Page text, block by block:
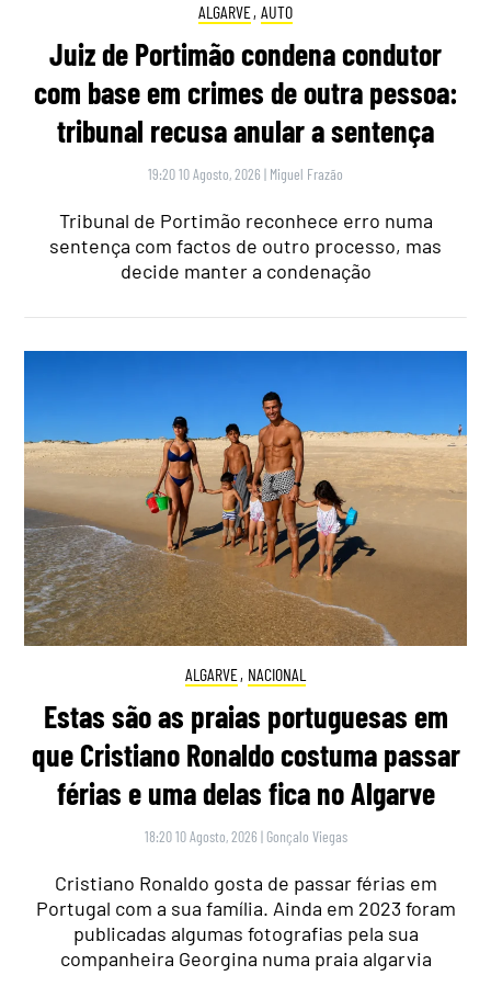
ALGARVE, AUTO
Juiz de Portimão condena condutor
com base em crimes de outra pessoa:
tribunal recusa anular a sentença
19:20 10 Agosto, 2026 | Miguel Frazão
Tribunal de Portimão reconhece erro numa
sentença com factos de outro processo, mas
decide manter a condenação
ALGARVE, NACIONAL
Estas são as praias portuguesas em
que Cristiano Ronaldo costuma passar
férias e uma delas fica no Algarve
18:20 10 Agosto, 2026 | Gonçalo Viegas
Cristiano Ronaldo gosta de passar férias em
Portugal com a sua família. Ainda em 2023 foram
publicadas algumas fotografias pela sua
companheira Georgina numa praia algarvia